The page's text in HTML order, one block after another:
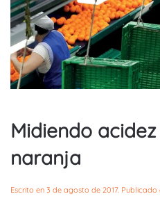
Midiendo
naranja
Escrito en 3 de agosto de 2017. Publicado